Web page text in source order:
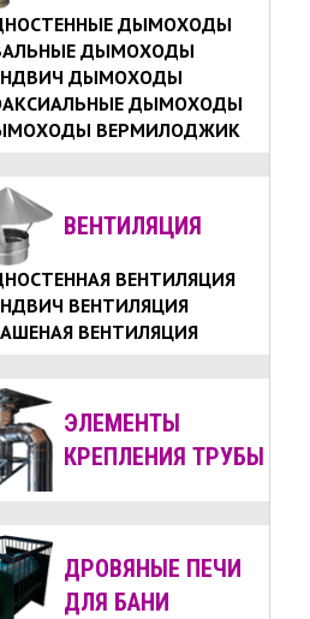
ДЫМОХОДЫ
ДЫМОХОДЫ
ДЫМОХОДЫ
ДЫМОХОДЫ
ВЕРМИЛОДЖИК
ВЕНТИЛЯЦИЯ
ВЕНТИЛЯЦИЯ
ВЕНТИЛЯЦИЯ
ВЕНТИЛЯЦИЯ
ЭЛЕМЕНТЫ
КРЕПЛЕНИЯ ТРУБЫ
ДРОВЯНЫЕ ПЕЧИ
ДЛЯ БАНИ